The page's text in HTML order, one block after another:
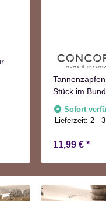
Stück im
Sofort
Lieferzeit: 2 -
11,99 € *